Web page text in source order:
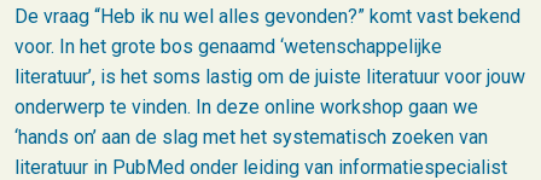
De vraag “Heb ik nu wel alles gevonden?” komt vast bekend
voor. In het grote bos genaamd ‘wetenschappelijke
literatuur’, is het soms lastig om de juiste literatuur voor jouw
onderwerp te vinden. In deze online workshop gaan we
‘hands on’ aan de slag met het systematisch zoeken van
literatuur in PubMed onder leiding van informatiespecialist